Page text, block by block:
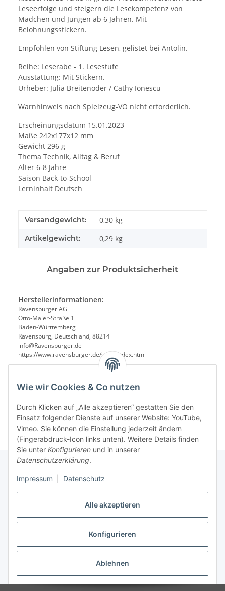
Alle akzeptieren
Konfigurieren
Ablehnen
Wie wir Cookies & Co nutzen
Durch Klicken auf „Alle akzeptieren“ gestatten Sie den
Einsatz folgender Dienste auf unserer Website: YouTube,
Vimeo. Sie können die Einstellung jederzeit ändern
(Fingerabdruck-Icon links unten). Weitere Details finden
Sie unter Konfigurieren und in unserer
Datenschutzerklärung.
Impressum Datenschutz
Leseerfolge und steigern die Lesekompetenz von
Mädchen und Jungen ab 6 Jahren. Mit
Belohnungsstickern.
Empfohlen von Stiftung Lesen, gelistet bei Antolin.
Reihe: Leserabe - 1. Lesestufe
Ausstattung: Mit Stickern.
Urheber: Julia Breitenöder / Cathy Ionescu
Warnhinweis nach Spielzeug-VO nicht erforderlich.
Erscheinungsdatum 15.01.2023
Maße 242x177x12 mm
Gewicht 296 g
Thema Technik, Alltag & Beruf
Alter 6-8 Jahre
Saison Back-to-School
Lerninhalt Deutsch
Produkteigenschaft
Wert
Versandgewicht: 0,30 kg
Artikelgewicht: 0,29 kg
Angaben zur Produktsicherheit
Herstellerinformationen:
Ravensburger AG
Otto-Maier-Straße 1
Baden-Württemberg
Ravensburg, Deutschland, 88214
info@Ravensburger.de
https://www.ravensburger.de/start/index.html
Gesetzliche Informationen